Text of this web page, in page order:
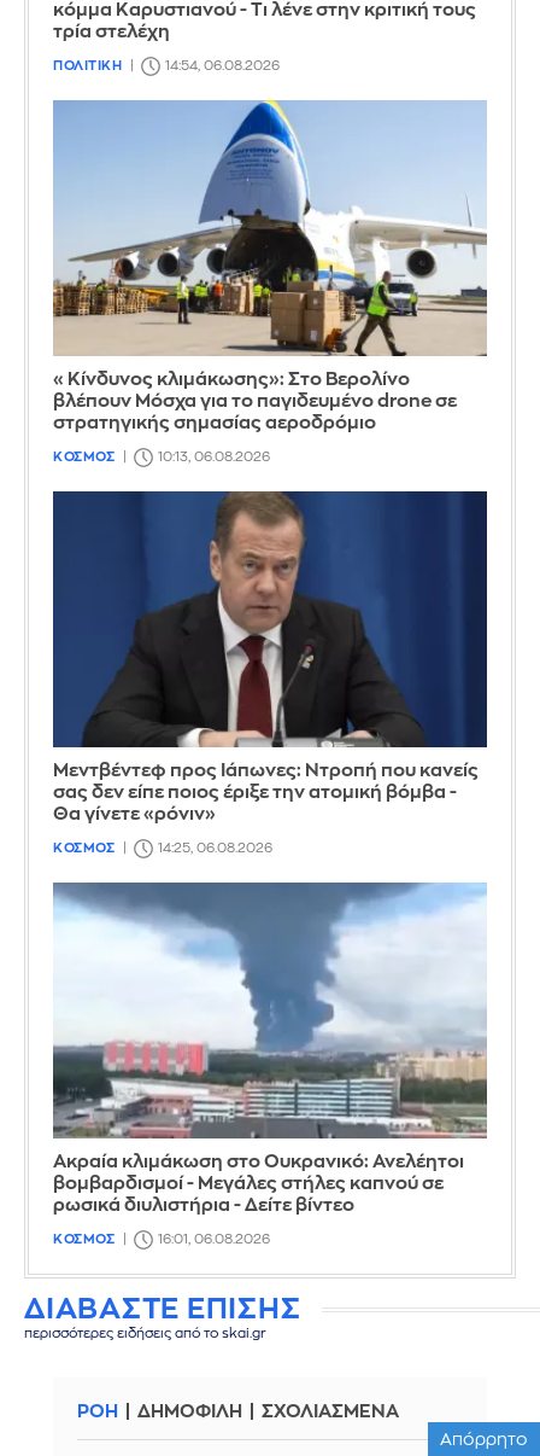
κόμμα Καρυστιανού - Τι λένε στην κριτική τους
τρία στελέχη
ΠΟΛΙΤΙΚΗ 14:54, 06.08.2026
«Κίνδυνος κλιμάκωσης»: Στο Βερολίνο
βλέπουν Μόσχα για το παγιδευμένο drone σε
στρατηγικής σημασίας αεροδρόμιο
ΚΟΣΜΟΣ 10:13, 06.08.2026
Μεντβέντεφ προς Ιάπωνες: Ντροπή που κανείς
σας δεν είπε ποιος έριξε την ατομική βόμβα -
Θα γίνετε «ρόνιν»
ΚΟΣΜΟΣ 14:25, 06.08.2026
Ακραία κλιμάκωση στο Ουκρανικό: Ανελέητοι
βομβαρδισμοί - Μεγάλες στήλες καπνού σε
ρωσικά διυλιστήρια - Δείτε βίντεο
ΚΟΣΜΟΣ 16:01, 06.08.2026
ΔΙΑΒΑΣΤΕ ΕΠΙΣΗΣ
περισσότερες ειδήσεις από το skai.gr
ΡΟΗ ΔΗΜΟΦΙΛΗ ΣΧΟΛΙΑΣΜΕΝΑ
Απόρρητο